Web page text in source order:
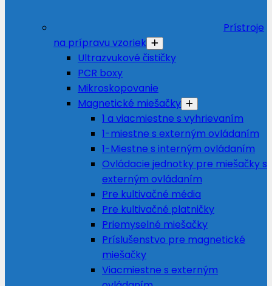
Prístroje
na prípravu vzoriek
Ultrazvukové čističky
PCR boxy
Mikroskopovanie
Magnetické miešačky
1 a viacmiestne s vyhrievaním
1-miestne s externým ovládaním
1-Miestne s interným ovládaním
Ovládacie jednotky pre miešačky s
externým ovládaním
Pre kultivačné média
Pre kultivačné platničky
Priemyselné miešačky
Príslušenstvo pre magnetické
miešačky
Viacmiestne s externým